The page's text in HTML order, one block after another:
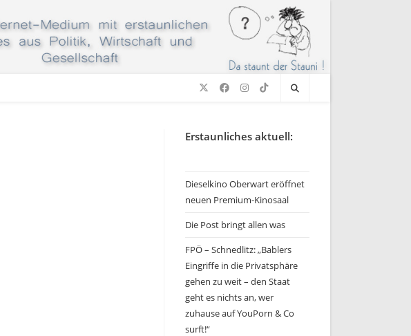
Erstaunliches aktuell:
Dieselkino Oberwart eröffnet
neuen Premium-Kinosaal
Die Post bringt allen was
FPÖ – Schnedlitz: „Bablers
Eingriffe in die Privatsphäre
gehen zu weit – den Staat
geht es nichts an, wer
zuhause auf YouPorn & Co
surft!“